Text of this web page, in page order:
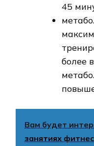
45
более
Вам будет
занятиях